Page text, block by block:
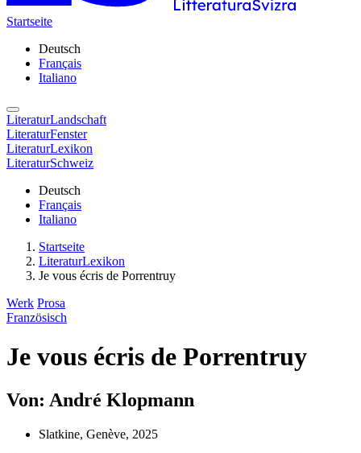
Startseite
Deutsch
Français
Italiano
LiteraturLandschaft
LiteraturFenster
LiteraturLexikon
LiteraturSchweiz
Deutsch
Français
Italiano
Startseite
LiteraturLexikon
Je vous écris de Porrentruy
Werk Prosa
Französisch
Je vous écris de Porrentruy
Von: André Klopmann
Slatkine, Genève, 2025